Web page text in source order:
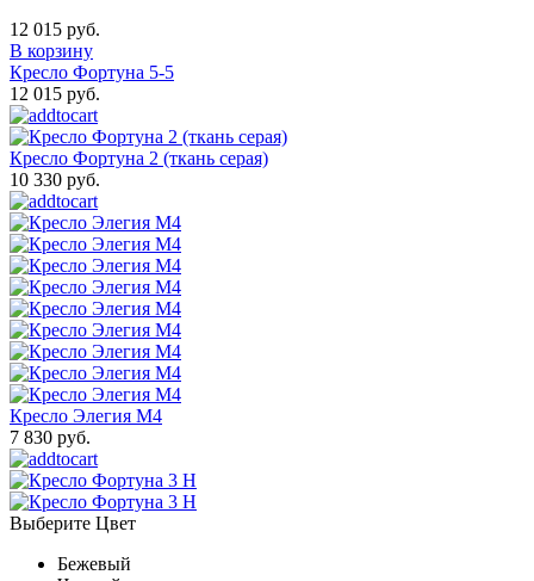
12 015 руб.
В корзину
Кресло Фортуна 5-5
12 015 руб.
Кресло Фортуна 2 (ткань серая)
10 330 руб.
Кресло Элегия М4
7 830 руб.
Выберите Цвет
Бежевый